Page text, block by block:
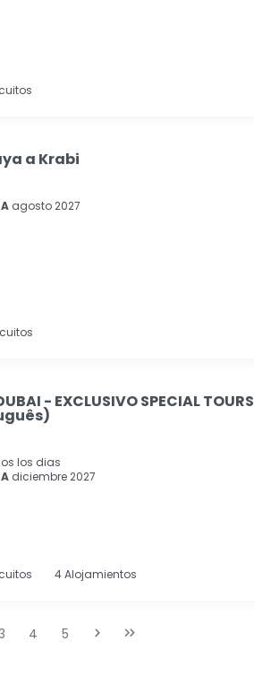
a Krabi
A agosto 2027
- EXCLUSIVO SPECIAL TOURS
los dias
A diciembre 2027
4 Alojamientos
4 5